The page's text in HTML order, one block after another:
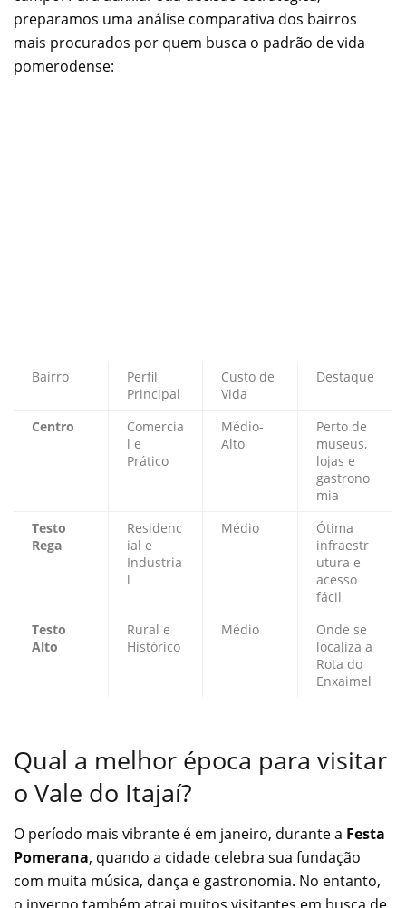
preparamos uma análise comparativa dos bairros
mais procurados por quem busca o padrão de vida
pomerodense:
Bairro
Perfil
Principal
Custo de
Vida
Destaque
Centro
Comercia
l e
Prático
Médio-
Alto
Perto de
museus,
lojas e
gastrono
mia
Testo
Rega
Residenc
ial e
Industria
l
Médio
Ótima
infraestr
utura e
acesso
fácil
Testo
Alto
Rural e
Histórico
Médio
Onde se
localiza a
Rota do
Enxaimel
Qual a melhor época para visitar
o Vale do Itajaí?
O período mais vibrante é em janeiro, durante a Festa
Pomerana, quando a cidade celebra sua fundação
com muita música, dança e gastronomia. No entanto,